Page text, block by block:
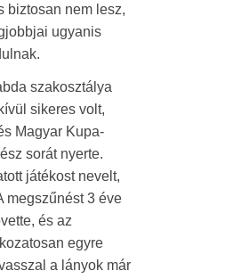
biztosan nem lesz,
ugyanis
szakosztálya
sikeres volt,
Magyar Kupa-
sorát nyerte.
játékost nevelt,
megszűnést 3 éve
és az
egyre
a lányok már